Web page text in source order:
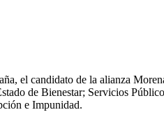
el candidato de la alianza
de Bienestar; Servicios
e Impunidad.